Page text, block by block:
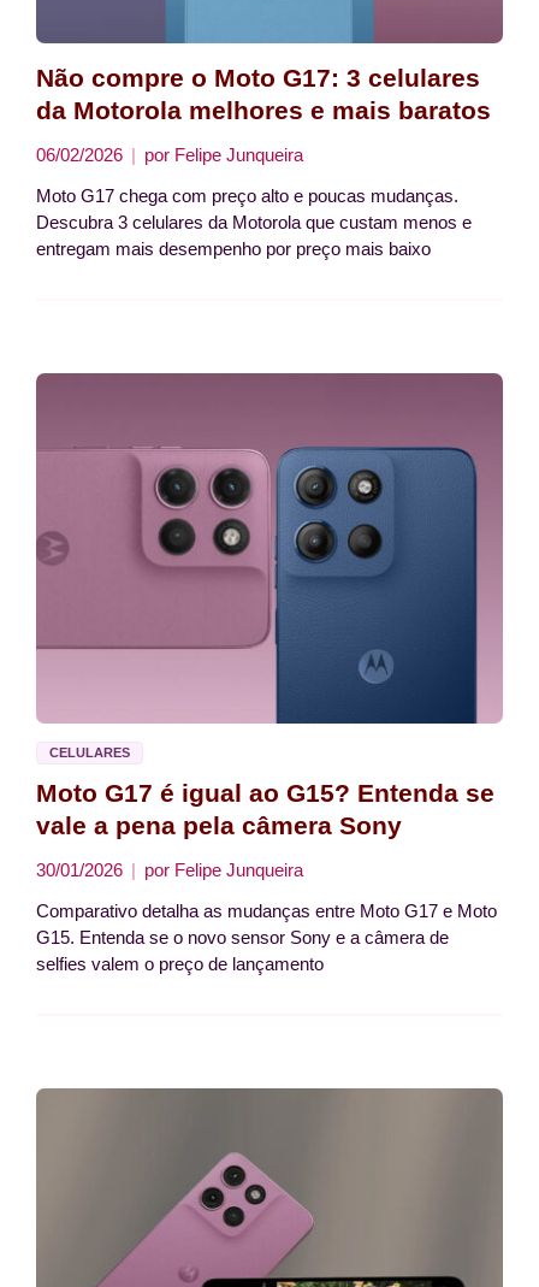
Não compre o Moto G17: 3 celulares
da Motorola melhores e mais baratos
06/02/2026 por Felipe Junqueira
Moto G17 chega com preço alto e poucas mudanças.
Descubra 3 celulares da Motorola que custam menos e
entregam mais desempenho por preço mais baixo
CELULARES
Moto G17 é igual ao G15? Entenda se
vale a pena pela câmera Sony
30/01/2026 por Felipe Junqueira
Comparativo detalha as mudanças entre Moto G17 e Moto
G15. Entenda se o novo sensor Sony e a câmera de
selfies valem o preço de lançamento